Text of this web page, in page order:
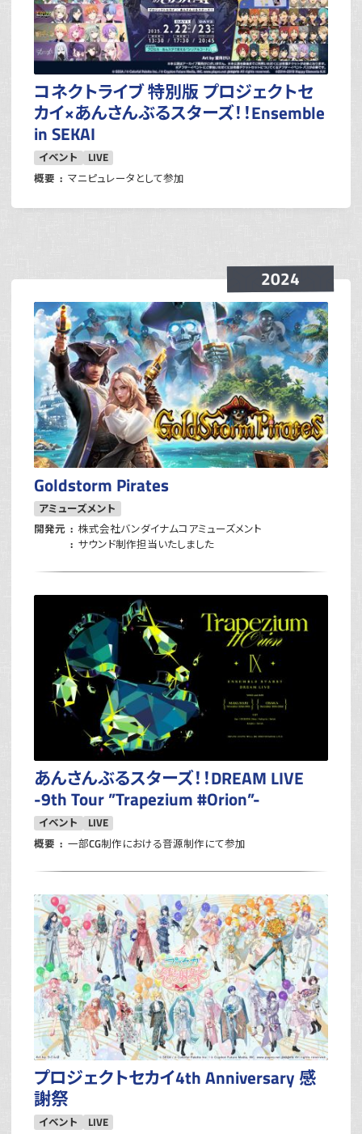
コネクトライブ 特別版 プロジェクトセ
カイ×あんさんぶるスターズ！！Ensemble
in SEKAI
イベント
LIVE
概要
マニピュレータとして参加
2024
Goldstorm Pirates
アミューズメント
開発元
株式会社バンダイナムコアミューズメント
サウンド制作担当いたしました
あんさんぶるスターズ！！DREAM LIVE
-9th Tour ”Trapezium #Orion”-
イベント
LIVE
概要
一部CG制作における音源制作にて参加
プロジェクトセカイ4th Anniversary 感
謝祭
イベント
LIVE